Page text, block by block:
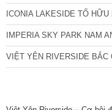
ICONIA LAKESIDE TỐ HỮU
IMPERIA SKY PARK NAM
VIỆT YÊN RIVERSIDE BẮC